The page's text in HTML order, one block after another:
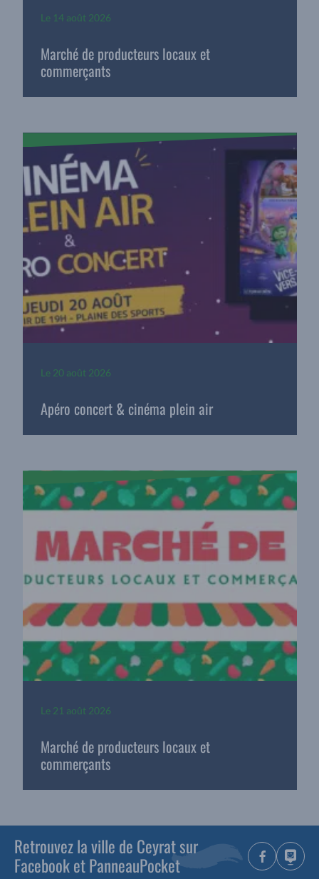
Le 14 août 2026
Marché de producteurs locaux et
commerçants
Le 20 août 2026
Apéro concert & cinéma plein air
Le 21 août 2026
Marché de producteurs locaux et
commerçants
Retrouvez la ville de Ceyrat sur
Facebook et PanneauPocket